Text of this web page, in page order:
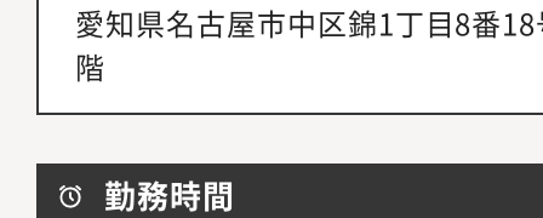
愛知県名古屋市中区錦1丁目8番
階
勤務時間